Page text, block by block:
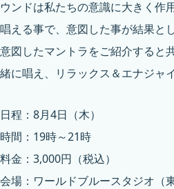
ウンドは私たちの意識に大きく作
唱える事で、意図した事が結果と
意図したマントラをご紹介すると
緒に唱え、リラックス＆エナジャ
日程：8月4日（木）
時間：19時～21時
料金：3,000円（税込）
会場：ワールドブルースタジオ（